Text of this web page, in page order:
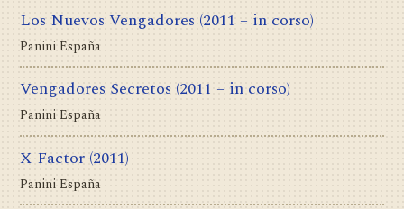
Los Nuevos Vengadores (2011 – in corso)
Panini España
Vengadores Secretos (2011 – in corso)
Panini España
X-Factor (2011)
Panini España